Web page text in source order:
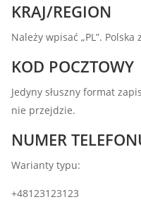
KRAJ/REGION
Należy wpisać „PL”.
KOD POCZTOWY
Jedyny słuszny format
nie przejdzie.
NUMER
Warianty typu:
+48123123123